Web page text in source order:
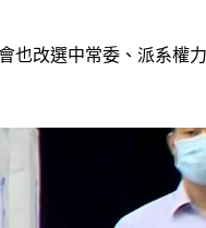
也改選中常委、派系權